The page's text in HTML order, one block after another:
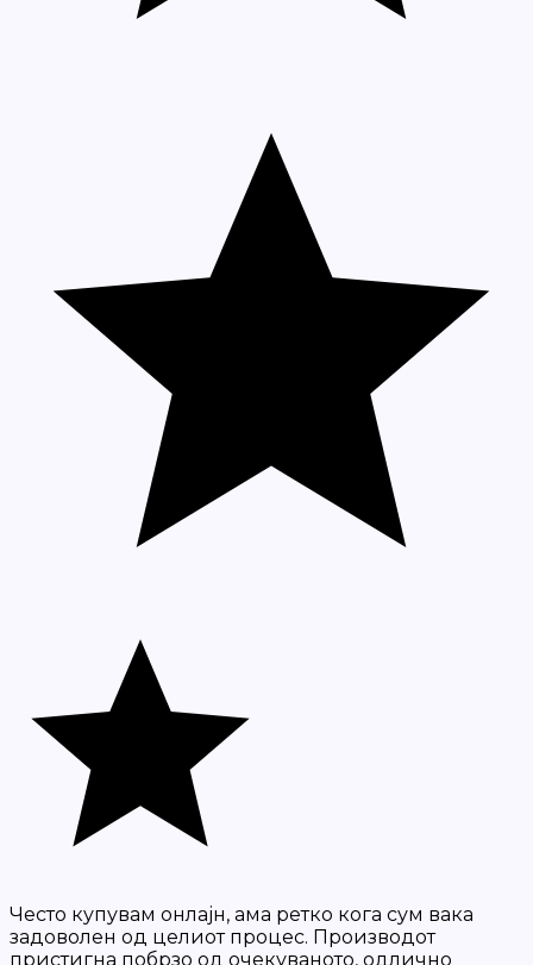
Често купувам онлајн, ама ретко кога сум вака
задоволен од целиот процес. Производот
пристигна побрзо од очекуваното, одлично